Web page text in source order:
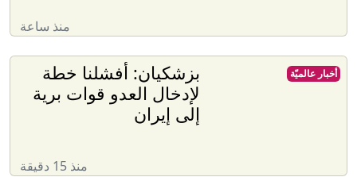
منذ ساعة
بزشكيان: أفشلنا خطة
لإدخال العدو قوات برية
إلى إيران
منذ 15 دقيقة
أخبار عالميّة